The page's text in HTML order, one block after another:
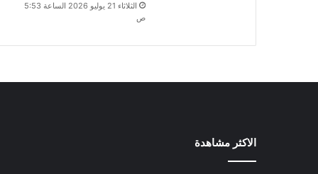
الثلاثاء 21 يوليو 2026 الساعة 5:53
ص
الاكثر مشاهدة